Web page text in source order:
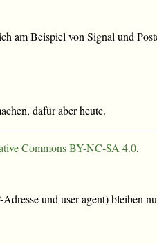
am Beispiel von Signal und
dafür aber heute.
Commons BY-NC-SA 4.0.
und user agent) bleiben